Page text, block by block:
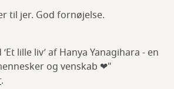
til jer. God fornøjelse.
lille liv’ af Hanya Yanagihara - en
og venskab ❤"
.